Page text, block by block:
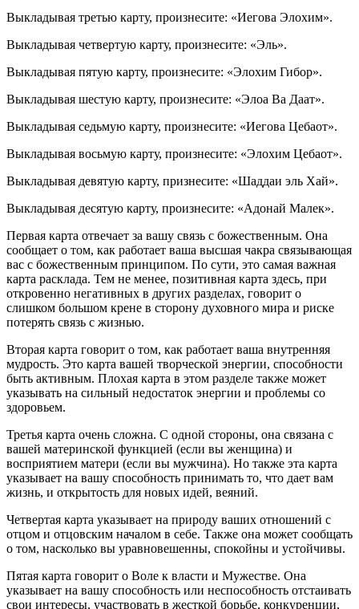
Выкладывая третью карту, произнесите: «Иегова Элохим».
Выкладывая четвертую карту, произнесите: «Эль».
Выкладывая пятую карту, произнесите: «Элохим Гибор».
Выкладывая шестую карту, произнесите: «Элоа Ва Даат».
Выкладывая седьмую карту, произнесите: «Иегова Цебаот».
Выкладывая восьмую карту, произнесите: «Элохим Цебаот».
Выкладывая девятую карту, признесите: «Шаддаи эль Хай».
Выкладывая десятую карту, произнесите: «Адонай Малек».
Первая карта отвечает за вашу связь с божественным. Она
сообщает о том, как работает ваша высшая чакра связывающая
вас с божественным принципом. По сути, это самая важная
карта расклада. Тем не менее, позитивная карта здесь, при
откровенно негативных в других разделах, говорит о
слишком большом крене в сторону духовного мира и риске
потерять связь с жизнью.
Вторая карта говорит о том, как работает ваша внутренняя
мудрость. Это карта вашей творческой энергии, способности
быть активным. Плохая карта в этом разделе также может
указывать на сильный недостаток энергии и проблемы со
здоровьем.
Третья карта очень сложна. С одной стороны, она связана с
вашей материнской функцией (если вы женщина) и
восприятием матери (если вы мужчина). Но также эта карта
указывает на вашу способность принимать то, что дает вам
жизнь, и открытость для новых идей, веяний.
Четвертая карта указывает на природу ваших отношений с
отцом и отцовским началом в себе. Также она может сообщать
о том, насколько вы уравновешенны, спокойны и устойчивы.
Пятая карта говорит о Воле к власти и Мужестве. Она
указывает на вашу способность или неспособность отстаивать
свои интересы, участвовать в жесткой борьбе, конкуренции,